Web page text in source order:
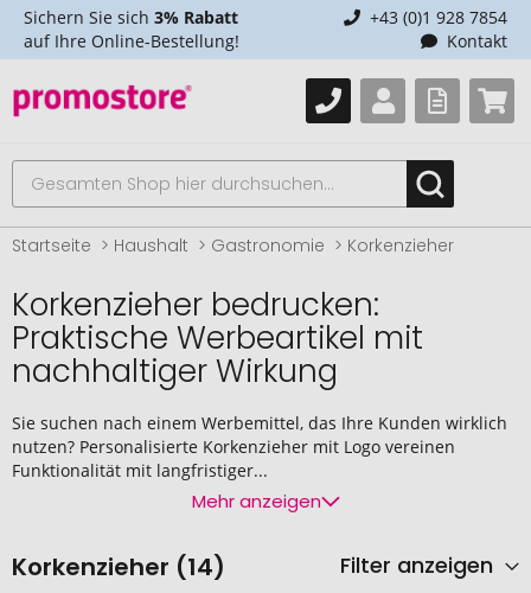
Sichern Sie sich 3% Rabatt
auf Ihre Online-Bestellung!
+43 (0)1 928 7854
Kontakt
Startseite Haushalt Gastronomie Korkenzieher
Korkenzieher bedrucken:
Praktische Werbeartikel mit
nachhaltiger Wirkung
Sie suchen nach einem Werbemittel, das Ihre Kunden wirklich
nutzen? Personalisierte Korkenzieher mit Logo vereinen
Funktionalität mit langfristiger...
Mehr anzeigen
Korkenzieher (14) Filter anzeigen